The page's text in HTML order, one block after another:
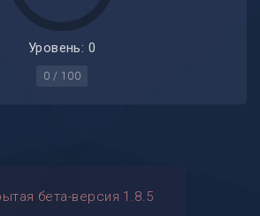
Уровень: 0
0 / 100
бета-версия 1.8.5